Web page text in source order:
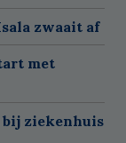
zwaait af
met
ziekenhuis